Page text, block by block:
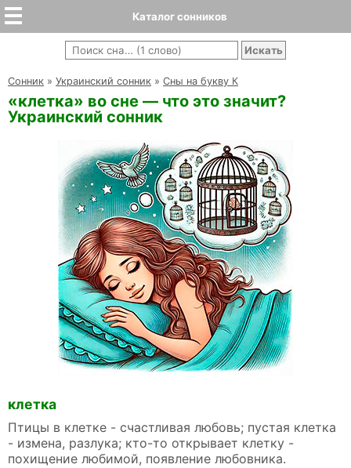
Каталог сонников
Cонник » Украинский сонник » Сны на букву К
«клетка» во сне — что это значит?
Украинский сонник
клетка
Птицы в клетке - счастливая любовь; пустая клетка
- измена, разлука; кто-то открывает клетку -
похищение любимой, появление любовника.